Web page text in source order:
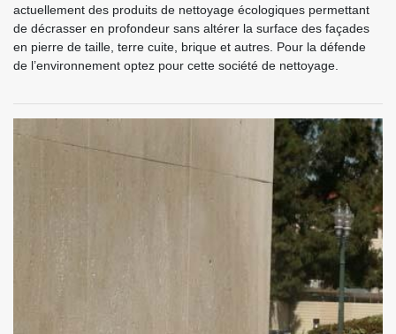
actuellement des produits de nettoyage écologiques permettant
de décrasser en profondeur sans altérer la surface des façades
en pierre de taille, terre cuite, brique et autres. Pour la défende
de l’environnement optez pour cette société de nettoyage.